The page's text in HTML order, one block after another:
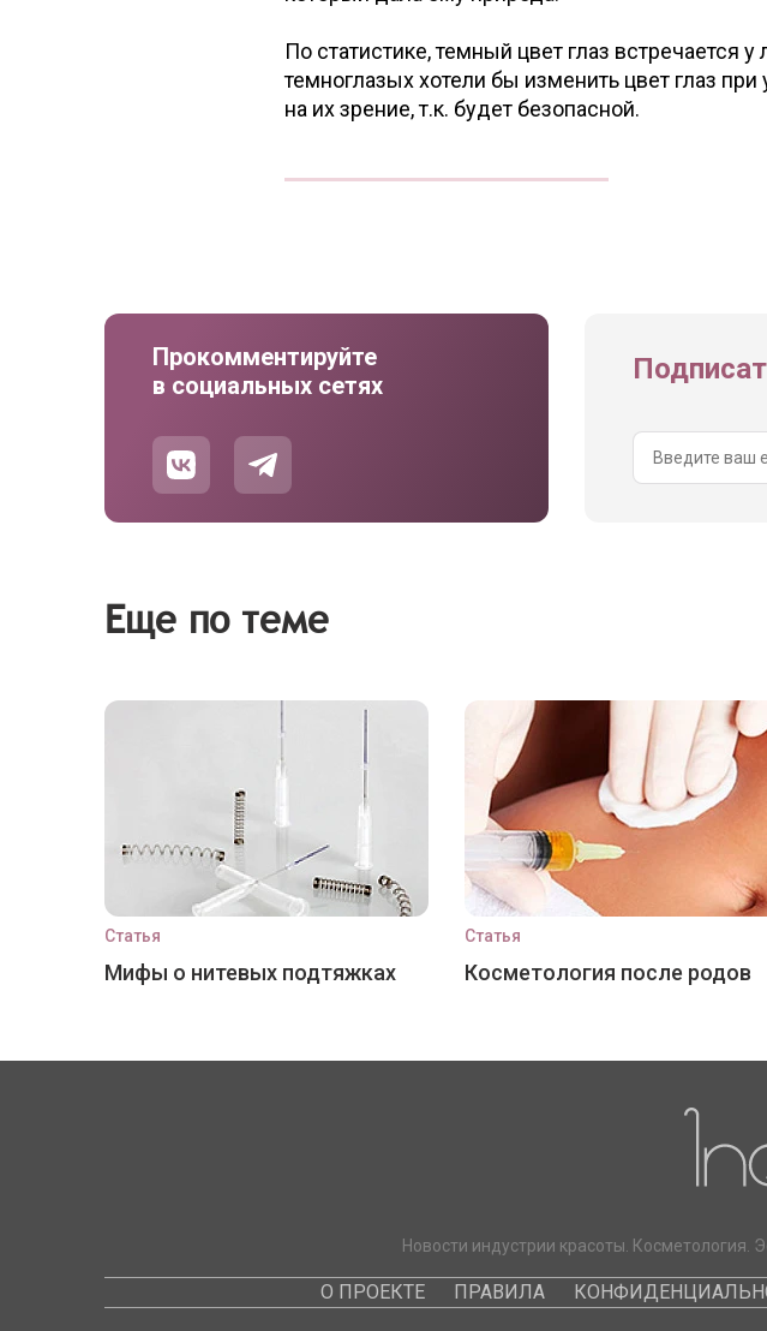
По статистике, темный цвет глаз встречается
темноглазых хотели бы изменить цвет глаз
на их зрение, т.к. будет безопасной.
Прокомментируйте
в социальных сетях
Еще по теме
Статья
Мифы о нитевых подтяжках
Статья
Косметология после родов
Новости индустрии красоты. Косметология.
О ПРОЕКТЕ ПРАВИЛА